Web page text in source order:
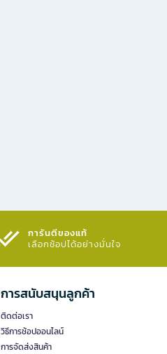
การันตีของแท้
เลือกช้อปได้อย่างมั่นใจ​
การสนับสนุนลูกค้า
ติดต่อเรา
วิธีการช้อปออนไลน์
การจัดส่งสินค้า